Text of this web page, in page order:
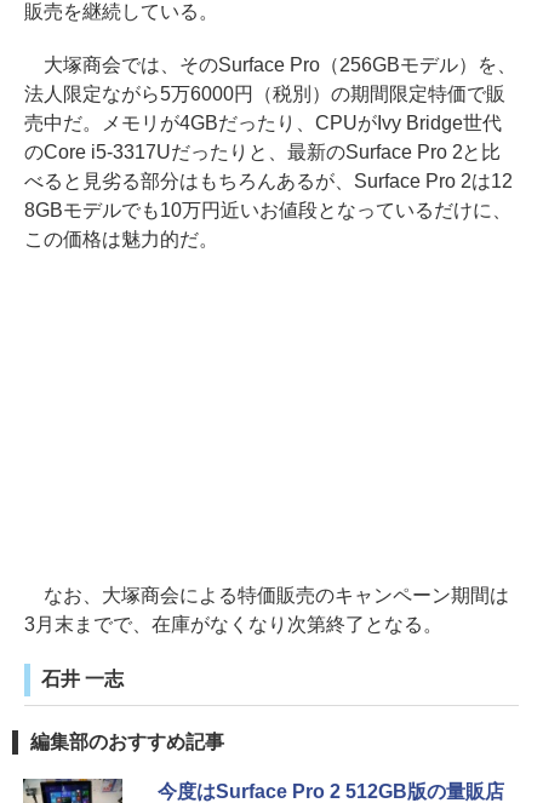
販売を継続している。
大塚商会では、そのSurface Pro（256GBモデル）を、
法人限定ながら5万6000円（税別）の期間限定特価で販
売中だ。メモリが4GBだったり、CPUがIvy Bridge世代
のCore i5-3317Uだったりと、最新のSurface Pro 2と比
べると見劣る部分はもちろんあるが、Surface Pro 2は12
8GBモデルでも10万円近いお値段となっているだけに、
この価格は魅力的だ。
なお、大塚商会による特価販売のキャンペーン期間は
3月末までで、在庫がなくなり次第終了となる。
石井 一志
編集部のおすすめ記事
今度はSurface Pro 2 512GB版の量販店